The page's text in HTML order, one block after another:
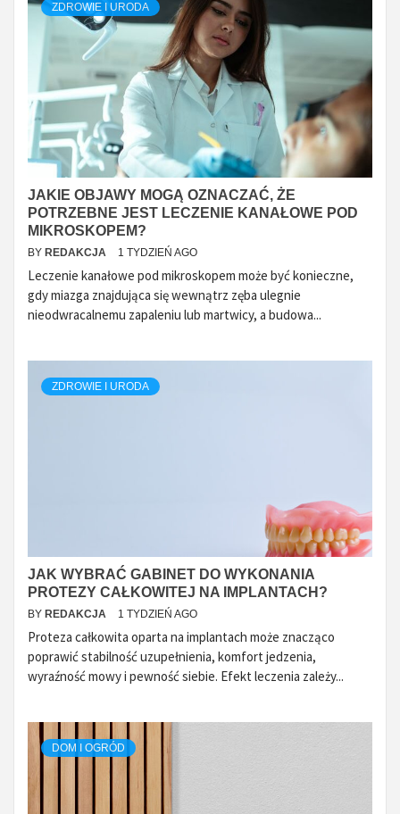
ZDROWIE I URODA
JAKIE OBJAWY MOGĄ OZNACZAĆ, ŻE
POTRZEBNE JEST LECZENIE KANAŁOWE POD
MIKROSKOPEM?
BY REDAKCJA 1 TYDZIEŃ AGO
Leczenie kanałowe pod mikroskopem może być konieczne,
gdy miazga znajdująca się wewnątrz zęba ulegnie
nieodwracalnemu zapaleniu lub martwicy, a budowa...
ZDROWIE I URODA
JAK WYBRAĆ GABINET DO WYKONANIA
PROTEZY CAŁKOWITEJ NA IMPLANTACH?
BY REDAKCJA 1 TYDZIEŃ AGO
Proteza całkowita oparta na implantach może znacząco
poprawić stabilność uzupełnienia, komfort jedzenia,
wyraźność mowy i pewność siebie. Efekt leczenia zależy...
DOM I OGRÓD